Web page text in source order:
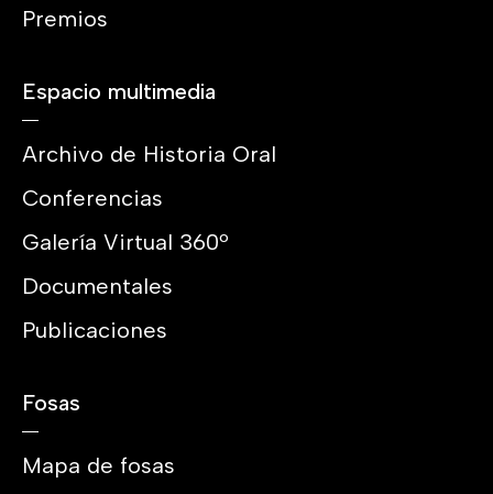
Premios
Espacio multimedia
Archivo de Historia Oral
Conferencias
Galería Virtual 360º
Documentales
Publicaciones
Fosas
Mapa de fosas